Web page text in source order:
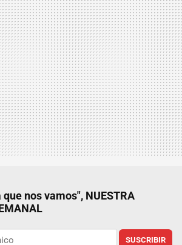
que nos vamos", NUESTRA
SUSCRIBIR